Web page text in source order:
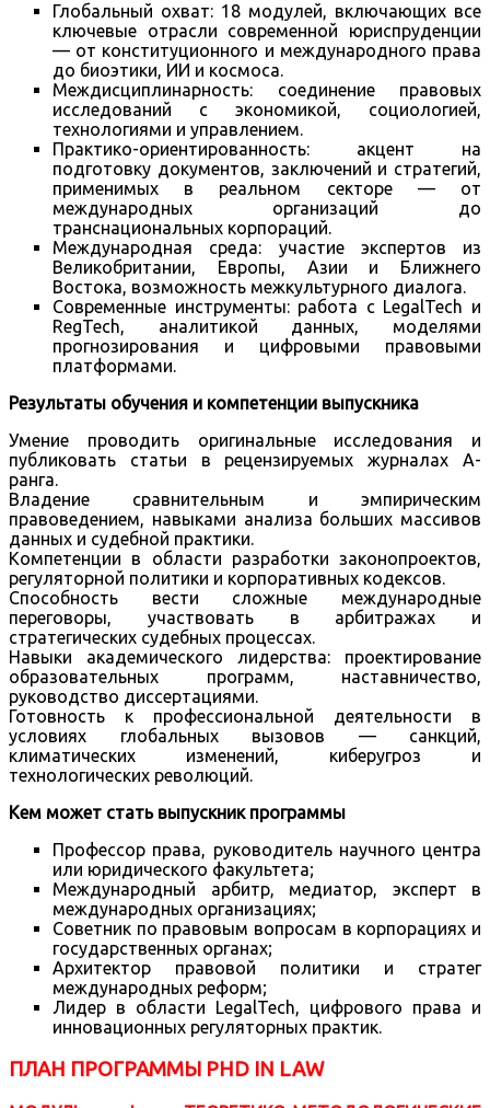
Глобальный охват: 18 модулей, включающих все
ключевые отрасли современной юриспруденции
— от конституционного и международного права
до биоэтики, ИИ и космоса.
Междисциплинарность: соединение правовых
исследований с экономикой, социологией,
технологиями и управлением.
Практико-ориентированность: акцент на
подготовку документов, заключений и стратегий,
применимых в реальном секторе — от
международных организаций до
транснациональных корпораций.
Международная среда: участие экспертов из
Великобритании, Европы, Азии и Ближнего
Востока, возможность межкультурного диалога.
Современные инструменты: работа с LegalTech и
RegTech, аналитикой данных, моделями
прогнозирования и цифровыми правовыми
платформами.
Результаты обучения и компетенции выпускника
Умение проводить оригинальные исследования и
публиковать статьи в рецензируемых журналах A-
ранга.
Владение сравнительным и эмпирическим
правоведением, навыками анализа больших массивов
данных и судебной практики.
Компетенции в области разработки законопроектов,
регуляторной политики и корпоративных кодексов.
Способность вести сложные международные
переговоры, участвовать в арбитражах и
стратегических судебных процессах.
Навыки академического лидерства: проектирование
образовательных программ, наставничество,
руководство диссертациями.
Готовность к профессиональной деятельности в
условиях глобальных вызовов — санкций,
климатических изменений, киберугроз и
технологических революций.
Кем может стать выпускник программы
Профессор права, руководитель научного центра
или юридического факультета;
Международный арбитр, медиатор, эксперт в
международных организациях;
Советник по правовым вопросам в корпорациях и
государственных органах;
Архитектор правовой политики и стратег
международных реформ;
Лидер в области LegalTech, цифрового права и
инновационных регуляторных практик.
ПЛАН ПРОГРАММЫ PHD IN LAW